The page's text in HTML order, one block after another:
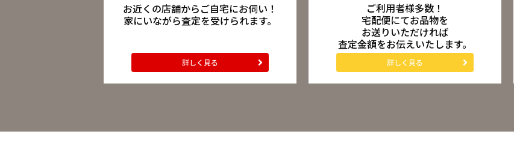
お近くの店舗からご自宅にお伺い！
家にいながら査定を受けられます。
詳しく見る
ご利用者様多数！
宅配便にてお品物を
お送りいただければ
査定金額をお伝えいたします。
詳しく見る